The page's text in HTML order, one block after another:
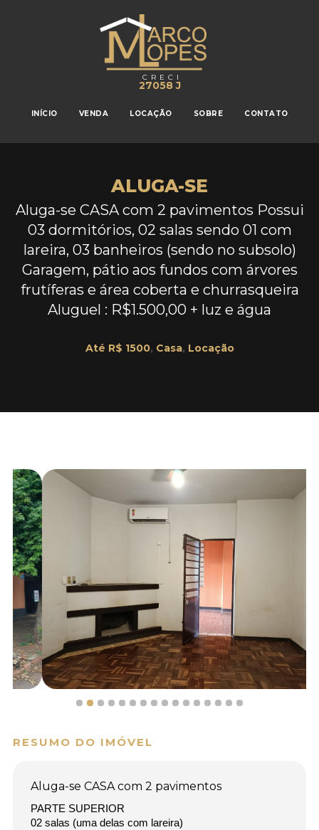
CRECI
27058 J
INÍCIO VENDA LOCAÇÃO SOBRE CONTATO
ALUGA-SE
Aluga-se CASA com 2 pavimentos Possui
03 dormitórios, 02 salas sendo 01 com
lareira, 03 banheiros (sendo no subsolo)
Garagem, pátio aos fundos com árvores
frutíferas e área coberta e churrasqueira
Aluguel : R$1.500,00 + luz e água
Até R$ 1500, Casa, Locação
RESUMO DO IMÓVEL
Aluga-se CASA com 2 pavimentos
PARTE SUPERIOR
02 salas (uma delas com lareira)